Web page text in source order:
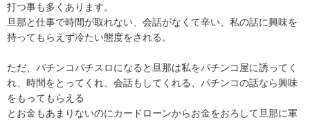
打つ事も多くあります。
旦那と仕事で時間が取れない、会話がなくて辛い、私の話に興味を
持ってもらえず冷たい態度をされる。
ただ、パチンコパチスロになると旦那は私をパチンコ屋に誘ってく
れ、時間をとってくれ、会話もしてくれる、パチンコの話なら興味
をもってもらえる
とお金もあまりないのにカードローンからお金をおろして旦那に軍